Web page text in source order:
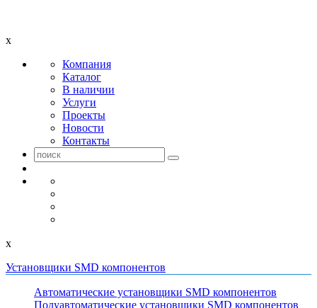
x
Компания
Каталог
В наличии
Услуги
Проекты
Новости
Контакты
x
Установщики SMD компонентов
Автоматические установщики SMD компонентов
Полуавтоматические установщики SMD компонентов